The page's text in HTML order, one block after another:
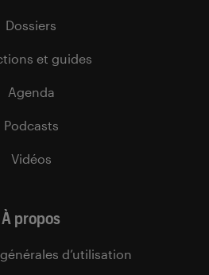
Dossiers
et guides
Agenda
Podcasts
Vidéos
À propos
d’utilisation